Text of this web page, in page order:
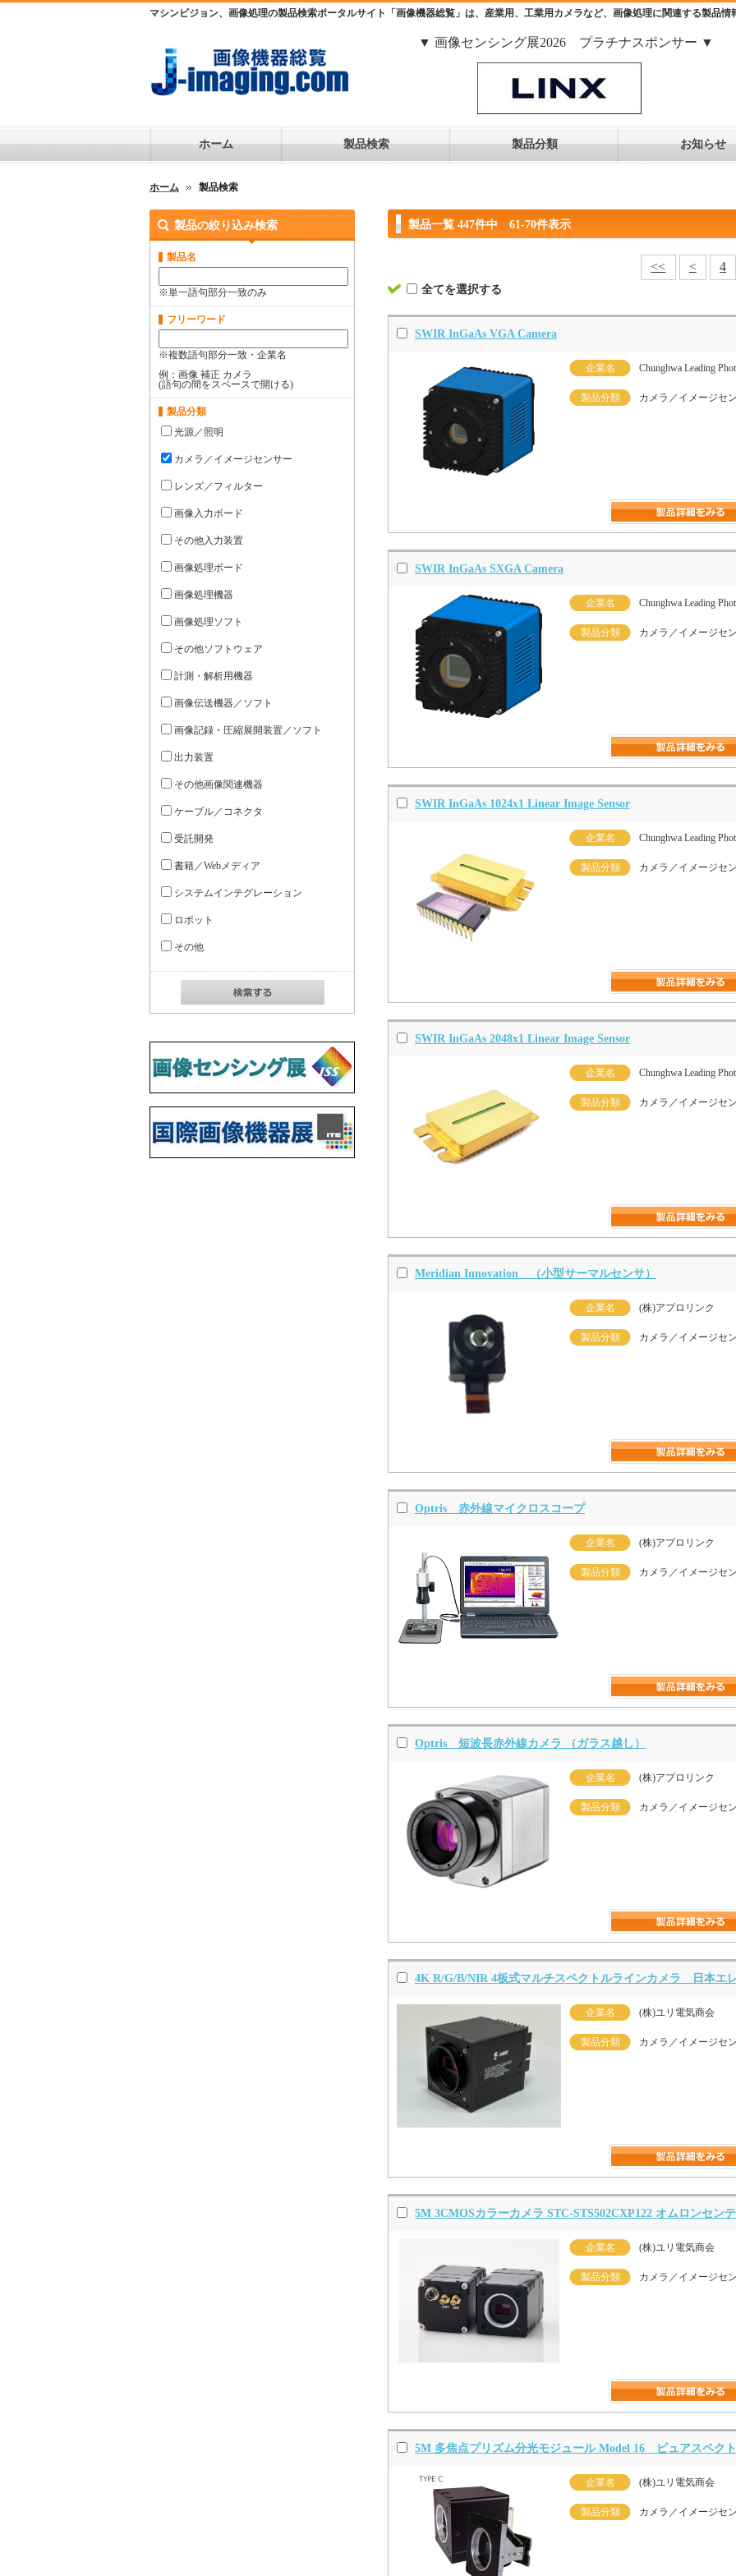
マシンビジョン、画像処理の製品検索ポータルサイト「画像機器総覧」は、産業用、工業用カメラなど、画像処理に関連する製品情
▼ 画像センシング展2026 プラチナスポンサー ▼
ホーム 製品検索 製品分類 お知らせ
ホーム 製品検索
製品一覧 447件中 61-70件表示
<< < 4
全てを選択する
SWIR InGaAs VGA Camera
企業名 Chunghwa Leading
製品分類 カメラ／イメージセ
SWIR InGaAs SXGA Camera
企業名 Chunghwa Leading
製品分類 カメラ／イメージセ
SWIR InGaAs 1024x1 Linear Image Sensor
企業名 Chunghwa Leading
製品分類 カメラ／イメージセ
SWIR InGaAs 2048x1 Linear Image Sensor
企業名 Chunghwa Leading
製品分類 カメラ／イメージセ
Meridian Innovation （小型サーマルセンサ）
企業名 (株)アプロリンク
製品分類 カメラ／イメージセ
Optris 赤外線マイクロスコープ
企業名 (株)アプロリンク
製品分類 カメラ／イメージセ
Optris 短波長赤外線カメラ （ガラス越し）
企業名 (株)アプロリンク
製品分類 カメラ／イメージセ
4K R/G/B/NIR 4板式マルチスペクトルラインカメラ 日本エ
企業名 (株)ユリ電気商会
製品分類 カメラ／イメージセ
5M 3CMOSカラーカメラ STC-STS502CXP122 オムロンセン
企業名 (株)ユリ電気商会
製品分類 カメラ／イメージセ
5M 多焦点プリズム分光モジュール Model 16 ピュアスペク
企業名 (株)ユリ電気商会
製品分類 カメラ／イメージセ
製品の絞り込み検索
製品名
※単一語句部分一致のみ
フリーワード
※複数語句部分一致・企業名
例：画像 補正 カメラ
(語句の間をスペースで開ける)
製品分類
光源／照明
カメラ／イメージセンサー
レンズ／フィルター
画像入力ボード
その他入力装置
画像処理ボード
画像処理機器
画像処理ソフト
その他ソフトウェア
計測・解析用機器
画像伝送機器／ソフト
画像記録・圧縮展開装置／ソフト
出力装置
その他画像関連機器
ケーブル／コネクタ
受託開発
書籍／Webメディア
システムインテグレーション
ロボット
その他